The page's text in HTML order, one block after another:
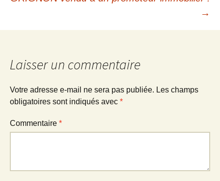
→
Laisser un commentaire
Votre adresse e-mail ne sera pas publiée. Les champs
obligatoires sont indiqués avec *
Commentaire *